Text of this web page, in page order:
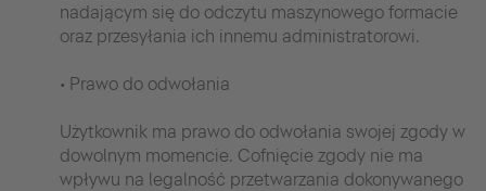
nadającym się do odczytu maszynowego formacie
oraz przesyłania ich innemu administratorowi.
• Prawo do odwołania
Użytkownik ma prawo do odwołania swojej zgody w
dowolnym momencie. Cofnięcie zgody nie ma
wpływu na legalność przetwarzania dokonywanego